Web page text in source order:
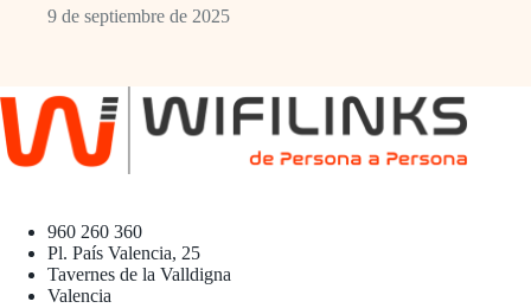
9 de septiembre de 2025
960 260 360
Pl. País Valencia, 25
Tavernes de la Valldigna
Valencia